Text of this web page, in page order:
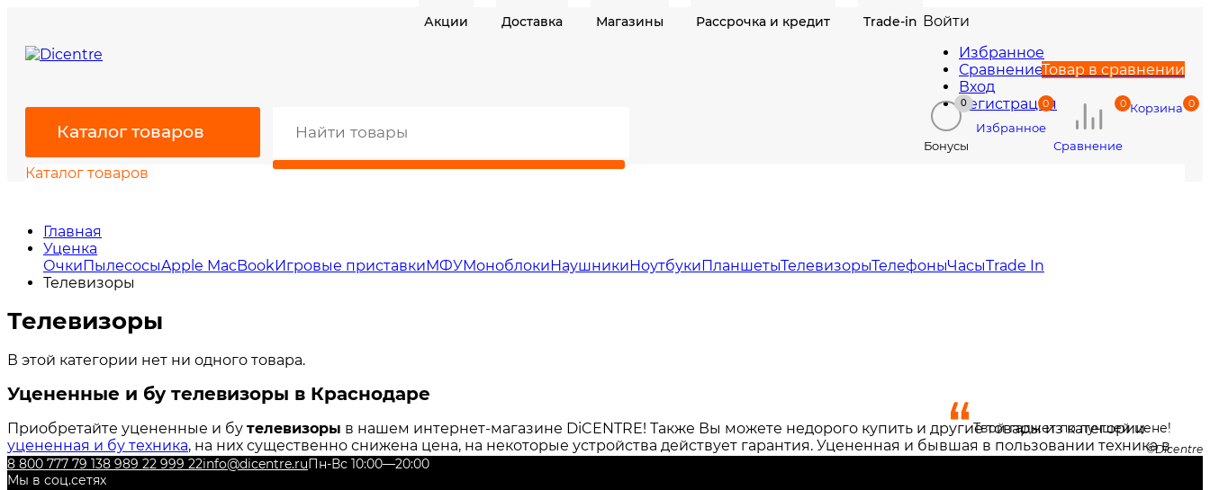
Акции Доставка Магазины Рассрочка и кредит Trade-in Войти
Избранное
СравнениеТовар в сравнении
Вход
Регистрация
Каталог товаров
0
Бонусы
0
Избранное
0
Сравнение
0
Корзина
Каталог товаров
Главная
Уценка
ОчкиПылесосыApple MacBookИгровые приставкиМФУМоноблокиНаушникиНоутбукиПланшетыТелевизорыТелефоныЧасыTrade In
Телевизоры
Телевизоры
В этой категории нет ни одного товара.
Уцененные и бу телевизоры в Краснодаре
Приобретайте уцененные и бу телевизоры в нашем интернет-магазине DiCENTRE! Также Вы можете недорого купить и другие товары из категории
уцененная и бу техника, на них существенно снижена цена, на некоторые устройства действует гарантия. Уцененная и бывшая в пользовании техника в
вашем городеКраснодар.
Твой гаджет по лучшей цене!
Dicentre
8 800 777 79 138 989 22 999 22info@dicentre.ruПн-Вс 10:00—20:00
Мы в соц.сетях